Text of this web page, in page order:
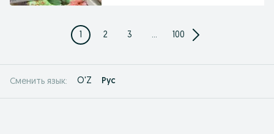
1 2 3 ... 100
Сменить язык: O'Z Рус